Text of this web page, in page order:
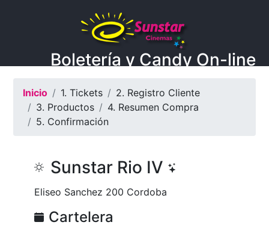
Boletería y Candy On-line
Inicio 1. Tickets
2. Registro Cliente
3. Productos
4. Resumen Compra
5. Confirmación
Sunstar Rio IV
Eliseo Sanchez 200 Cordoba
Cartelera